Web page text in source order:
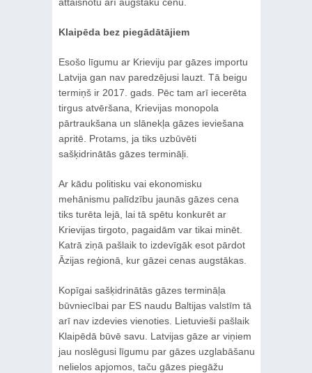
Klaipēda bez piegādātājiem
Esošo līgumu ar Krieviju par gāzes importu
Latvija gan nav paredzējusi lauzt. Tā beigu
termiņš ir 2017. gads. Pēc tam arī iecerēta
tirgus atvēršana, Krievijas monopola
pārtraukšana un slānekļa gāzes ieviešana
apritē. Protams, ja tiks uzbūvēti
sašķidrinātās gāzes termināļi.
Ar kādu politisku vai ekonomisku
mehānismu palīdzību jaunās gāzes cena
tiks turēta lejā, lai tā spētu konkurēt ar
Krievijas tirgoto, pagaidām var tikai minēt.
Katrā ziņā pašlaik to izdevīgāk esot pārdot
Āzijas reģionā, kur gāzei cenas augstākas.
Kopīgai sašķidrinātās gāzes termināļa
būvniecībai par ES naudu Baltijas valstīm tā
arī nav izdevies vienoties. Lietuvieši pašlaik
Klaipēdā būvē savu. Latvijas gāze ar viņiem
jau noslēgusi līgumu par gāzes uzglabāšanu
nelielos apjomos, taču gāzes piegāžu